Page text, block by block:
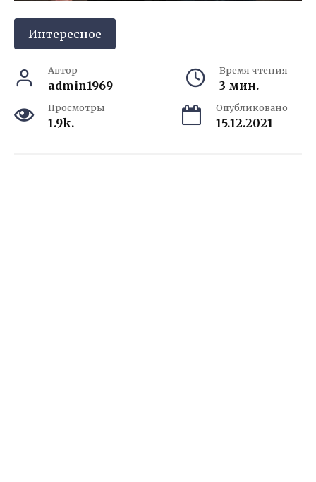
Интересное
Автор
admin1969
Время чтения
3 мин.
Просмотры
1.9k.
Опубликовано
15.12.2021